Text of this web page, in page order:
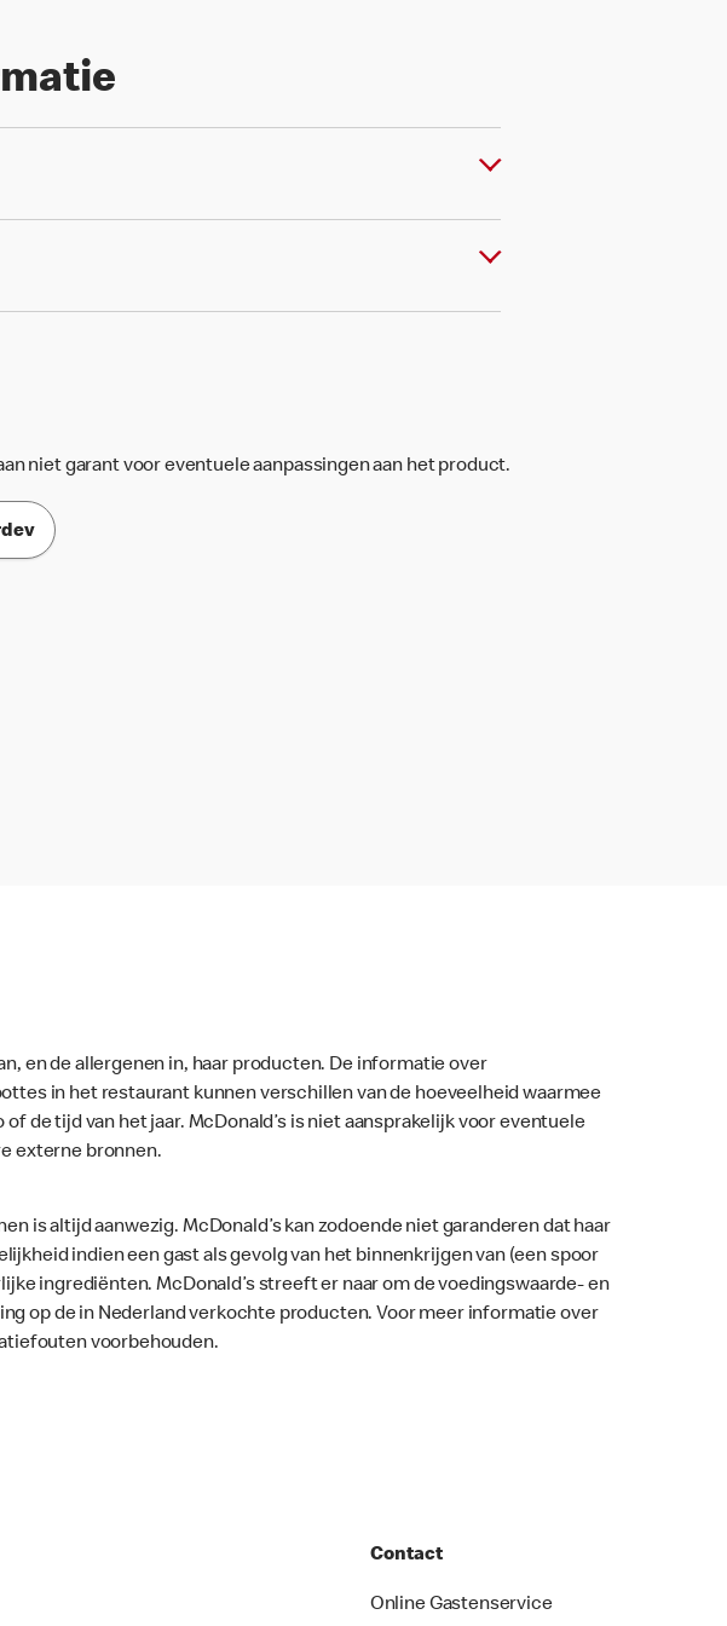
niet garant voor eventuele aanpassingen aan het product.
en de allergenen in, haar producten. De informatie over
in het restaurant kunnen verschillen van de hoeveelheid waarmee
de tijd van het jaar. McDonald’s is niet aansprakelijk voor eventuele
externe bronnen.
is altijd aanwezig. McDonald’s kan zodoende niet garanderen dat haar
indien een gast als gevolg van het binnenkrijgen van (een spoor
ingrediënten. McDonald’s streeft er naar om de voedingswaarde- en
op de in Nederland verkochte producten. Voor meer informatie over
voorbehouden.
Contact
Online Gastenservice